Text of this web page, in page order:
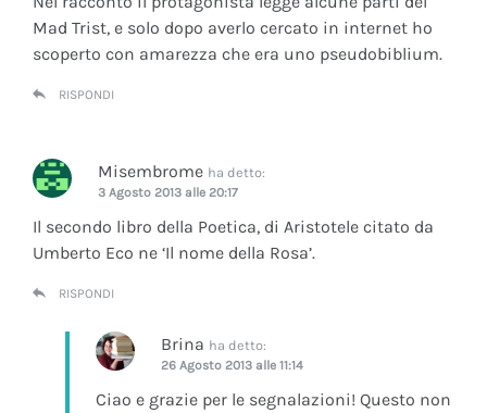
Mad Trist, e solo dopo averlo cercato in internet ho
scoperto con amarezza che era uno pseudobiblium.
RISPONDI
Misembrome ha detto:
3 Agosto 2013 alle 20:17
Il secondo libro della Poetica, di Aristotele citato da
Umberto Eco ne ‘Il nome della Rosa’.
RISPONDI
Brina ha detto:
26 Agosto 2013 alle 11:14
Ciao e grazie per le segnalazioni! Questo non